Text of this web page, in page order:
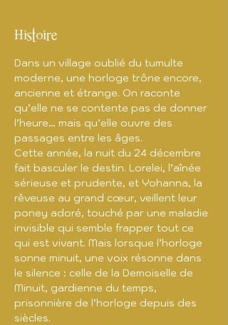
Histoire
Dans un village oublié du tumulte
moderne, une horloge trône encore,
ancienne et étrange. On raconte
qu’elle ne se contente pas de donner
l’heure… mais qu’elle ouvre des
passages entre les âges.
Cette année, la nuit du 24 décembre
fait basculer le destin. Lorelei, l’aînée
sérieuse et prudente, et Yohanna, la
rêveuse au grand cœur, veillent leur
poney adoré, touché par une maladie
invisible qui semble frapper tout ce
qui est vivant. Mais lorsque l’horloge
sonne minuit, une voix résonne dans
le silence : celle de la Demoiselle de
Minuit, gardienne du temps,
prisonnière de l’horloge depuis des
siècles.